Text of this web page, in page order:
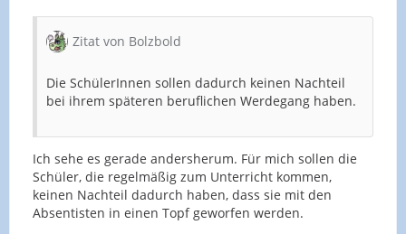
Zitat von Bolzbold
Die SchülerInnen sollen dadurch keinen Nachteil
bei ihrem späteren beruflichen Werdegang haben.
Ich sehe es gerade andersherum. Für mich sollen die
Schüler, die regelmäßig zum Unterricht kommen,
keinen Nachteil dadurch haben, dass sie mit den
Absentisten in einen Topf geworfen werden.